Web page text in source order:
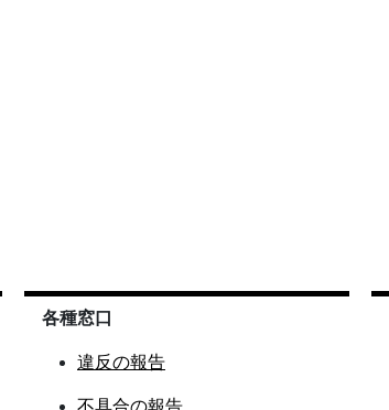
各種窓口
違反の報告
不具合の報告